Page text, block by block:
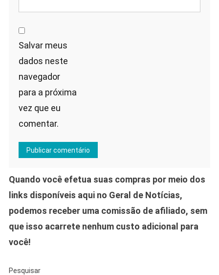
Salvar meus
dados neste
navegador
para a próxima
vez que eu
comentar.
Quando você efetua suas compras por meio dos
links disponíveis aqui no Geral de Notícias,
podemos receber uma comissão de afiliado, sem
que isso acarrete nenhum custo adicional para
você!
Pesquisar